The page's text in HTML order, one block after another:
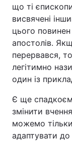
що ті
висвячені
цього
апостолів.
перервався,
легітимно
один із
Є ще
змінити
можемо
адаптувати до